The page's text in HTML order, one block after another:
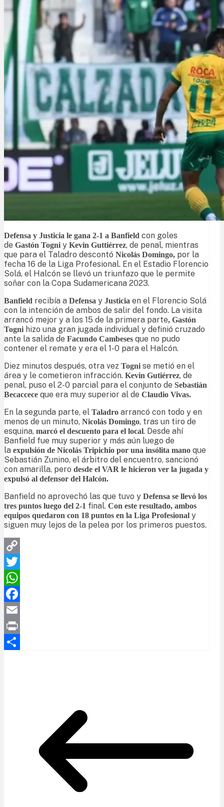
Defensa y Justicia le gana 2-1 a Banfield con goles
de Gastón Togni y Kevin Guttiérrez, de penal, mientras
que para el Taladro descontó Nicolás Domingo, por la
fecha 16 de la Liga Profesional. En el Estadio Florencio
Solá, el Halcón se llevó un triunfazo que le permite
soñar con la Copa Sudamericana 2023.
Banfield recibía a Defensa y Justicia en el Florencio Solá
con la intención de ambos de salir del fondo. La visita
arrancó mejor y a los 15 de la primera parte, Gastón
Togni hizo una gran jugada individual y definió cruzado
ante la salida de Facundo Cambeses que no pudo
contener el remate y era el 1-0 para el Halcón.
Diez minutos después, otra vez Togni se metió en el
área y le cometieron infracción. Kevin Gutiérrez, de
penal, puso el 2-0 parcial para el conjunto de Sebastián
Becaccece que era muy superior al de Claudio Vivas.
En la segunda parte, el Taladro arrancó con todo y en
menos de un minuto, Nicolás Domingo, tras un tiro de
esquina, marcó el descuento para el local. Desde ahí
Banfield fue muy superior y más aún luego de
la expulsión de Nicolás Tripichio por una insólita mano que
Sebastián Zunino, el árbitro del encuentro, sancionó
con amarilla, pero desde el VAR le hicieron ver la jugada y
expulsó al defensor del Halcón.
Banfield no aprovechó las que tuvo y Defensa se llevó los
tres puntos luego del 2-1 final. Con este resultado, ambos
equipos quedaron con 18 puntos en la Liga Profesional y
siguen muy lejos de la pelea por los primeros puestos.
Copy
Link
Twitter
WhatsApp
Facebook
Email
Print